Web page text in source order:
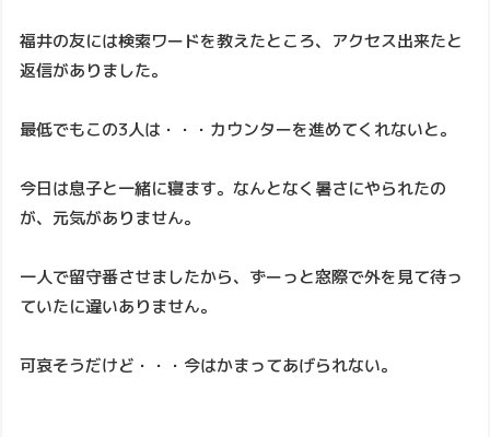
福井の友には検索ワードを教えたところ、アクセス出来たと
返信がありました。
最低でもこの3人は・・・カウンターを進めてくれないと。
今日は息子と一緒に寝ます。なんとなく暑さにやられたの
が、元気がありません。
一人で留守番させましたから、ずーっと窓際で外を見て待っ
ていたに違いありません。
可哀そうだけど・・・今はかまってあげられない。